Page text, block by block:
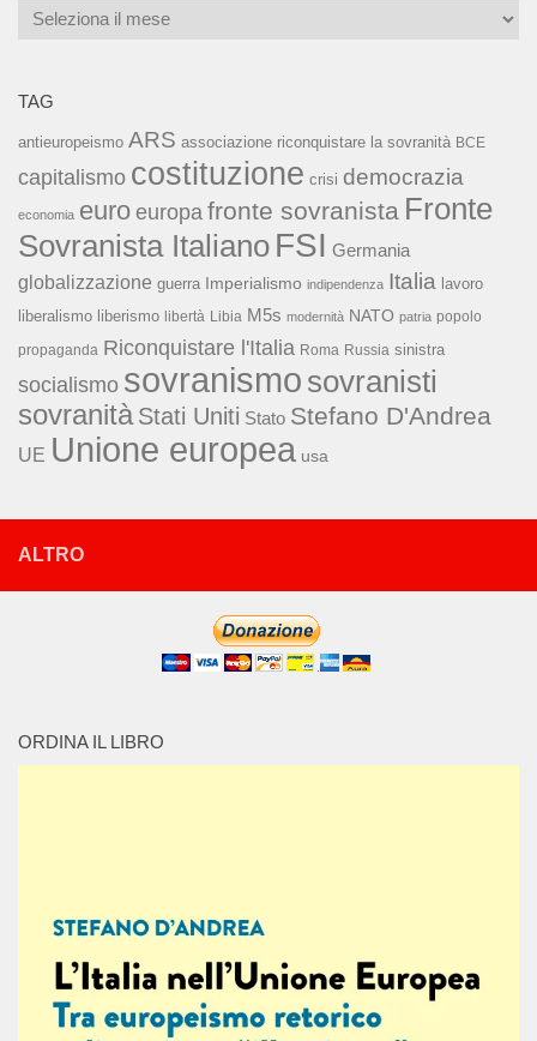
Archivi
TAG
antieuropeismo ARS associazione riconquistare la sovranità BCE
capitalismo costituzione crisi democrazia
economia euro europa fronte sovranista Fronte
Sovranista Italiano FSI Germania
globalizzazione guerra Imperialismo indipendenza Italia lavoro
liberalismo liberismo libertà Libia M5s modernità NATO patria popolo
propaganda Riconquistare l'Italia Roma Russia sinistra
socialismo sovranismo sovranisti
sovranità Stati Uniti Stato Stefano D'Andrea
UE Unione europea usa
ALTRO
ORDINA IL LIBRO